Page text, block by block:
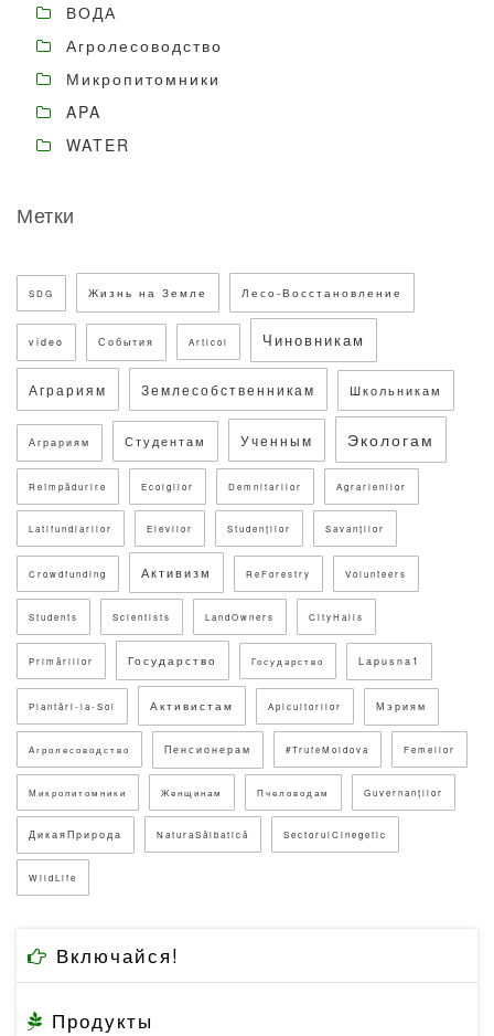
ВОДА
Агролесоводство
Микропитомники
APA
WATER
Метки
SDG Жизнь на Земле Лесо-Восстановление
video События Articol Чиновникам
Аграриям Землесобственникам Школьникам
Аграриям Студентам Ученным Экологам
Reîmpădurire Ecolgilor Demnitarilor Agrarienilor
Latifundiarilor Elevilor Studenților Savanților
Crowdfunding Активизм ReForestry Volunteers
Students Scientists LandOwners CityHalls
Primăriilor Государство Государство Lapusna1
Plantări-la-Sol Активистам Apicultorilor Мэриям
Агролесоводство Пенсионерам #TrufeMoldova Femeilor
Микропитомники Женщинам Пчеловодам Guvernanților
ДикаяПрирода NaturaSălbatică SectorulCinegetic
WildLife
Включайся!
Продукты